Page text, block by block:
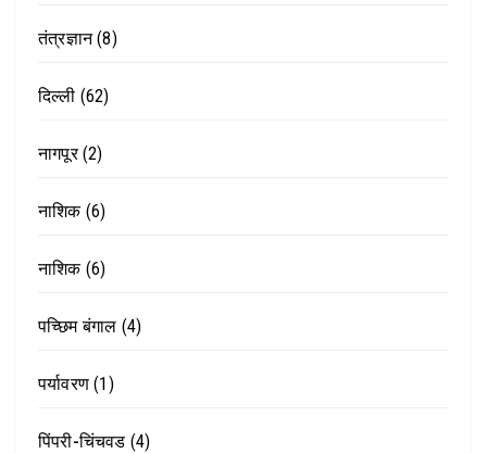
तंत्रज्ञान(8)
दिल्ली (62)
नागपूर(2)
नाशिक(6)
नाशिक(6)
पच्छिम बंगाल (4)
पर्यावरण (1)
पिंपरी-चिंचवड (4)